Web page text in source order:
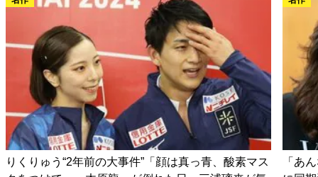
りくりゅう“2年前の大事件”「顔は真っ青、酸素マス
「あ